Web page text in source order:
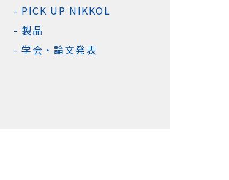
PICK UP NIKKOL
製品
学会・論文発表